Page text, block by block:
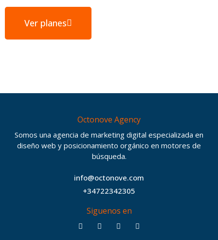
Ver planes
Octonove Agency
Somos una agencia de marketing digital especializada en
diseño web y posicionamiento orgánico en motores de
búsqueda.
info@octonove.com
+34722342305
Siguenos en
F
T
I
B